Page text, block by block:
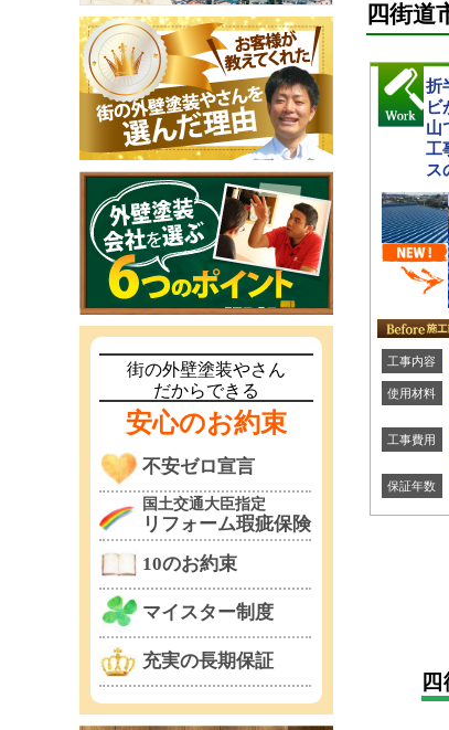
四街道
折
ビ
山
工
ス
工事内容
使用材料
工事費用
保証年数
街の外壁塗装やさん
だからできる
安心のお約束
不安ゼロ宣言
国土交通大臣指定
リフォーム瑕疵保険
10のお約束
マイスター制度
充実の長期保証